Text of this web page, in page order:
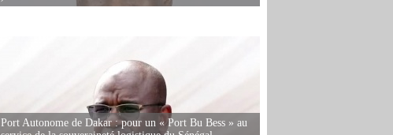
Port Autonome de Dakar : pour un « Port Bu Bess » au